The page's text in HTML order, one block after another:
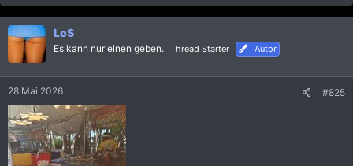
a
k
t
i
o
n
:
LoS
Es kann nur einen geben. Thread Starter Autor
28 Mai 2026 #825